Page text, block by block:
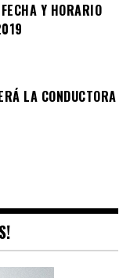
Y HORARIO
LA CONDUCTORA